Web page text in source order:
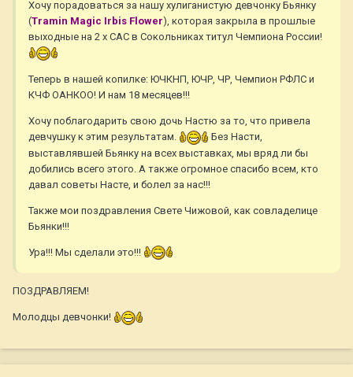
Хочу порадоваться за нашу хулиганистую девчонку Бьянку
(Tramin Magic Irbis Flower), которая закрыла в прошлые
выходные на 2 х САС в Сокольниках титул Чемпиона России!
Теперь в нашей копилке: ЮЧКНП, ЮЧР, ЧР, Чемпион РФЛС и
КЧФ ОАНКОО! И нам 18 месяцев!!!
Хочу поблагодарить свою дочь Настю за то, что привела
девчушку к этим результатам.
Без Насти,
выставлявшей Бьянку на всех выставках, мы вряд ли бы
добились всего этого. А также огромное спасибо всем, кто
давал советы Насте, и болел за нас!!!
Также мои поздравления Свете Чижовой, как совладелице
Бьянки!!!
Ура!!! Мы сделали это!!!
ПОЗДРАВЛЯЕМ!
Молодцы девчонки!